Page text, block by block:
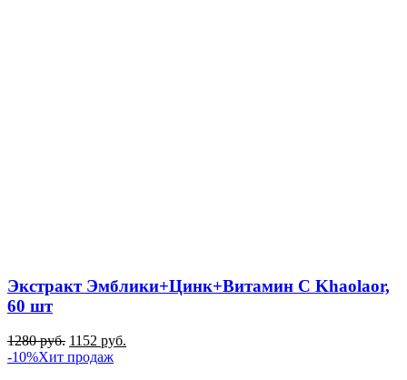
Экстракт Эмблики+Цинк+Витамин C Khaolaor,
60 шт
1280руб. 1152 руб.
-10%Хит продаж